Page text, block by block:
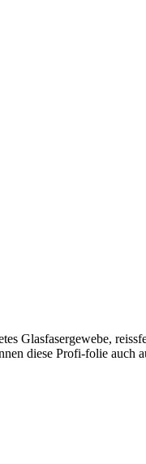
diese Profi-folie auch